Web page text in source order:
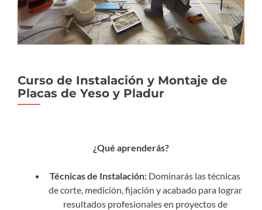
Curso de Instalación y Montaje de
Placas de Yeso y Pladur
¿Qué aprenderás?
Técnicas de Instalación: Dominarás las técnicas
de corte, medición, fijación y acabado para lograr
resultados profesionales en proyectos de